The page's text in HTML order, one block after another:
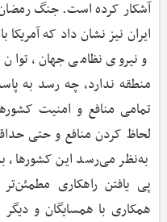
آشکار کرده است. جنگ رمضان
ایران نیز نشان داد که
و نیروی نظامی جهان،
منطقه ندارد، چه رسد به
تمامی منافع و امنیت
لحاظ کردن منافع و حتی
به‌نظر می‌رسد این کشورها،
پی یافتن راهکاری
همکاری با همسایگان و